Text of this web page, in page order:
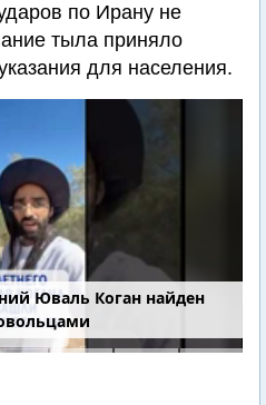
по Ирану не
тыла приняло
для населения.
Юваль Коган найден